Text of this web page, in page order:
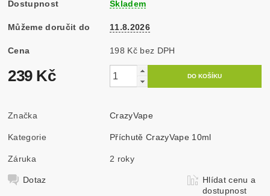
Dostupnost Skladem
Můžeme doručit do 11.8.2026
Cena 198 Kč bez DPH
239 Kč
Značka CrazyVape
Kategorie Příchutě CrazyVape 10ml
Záruka 2 roky
Dotaz
Hlídat cenu a
dostupnost